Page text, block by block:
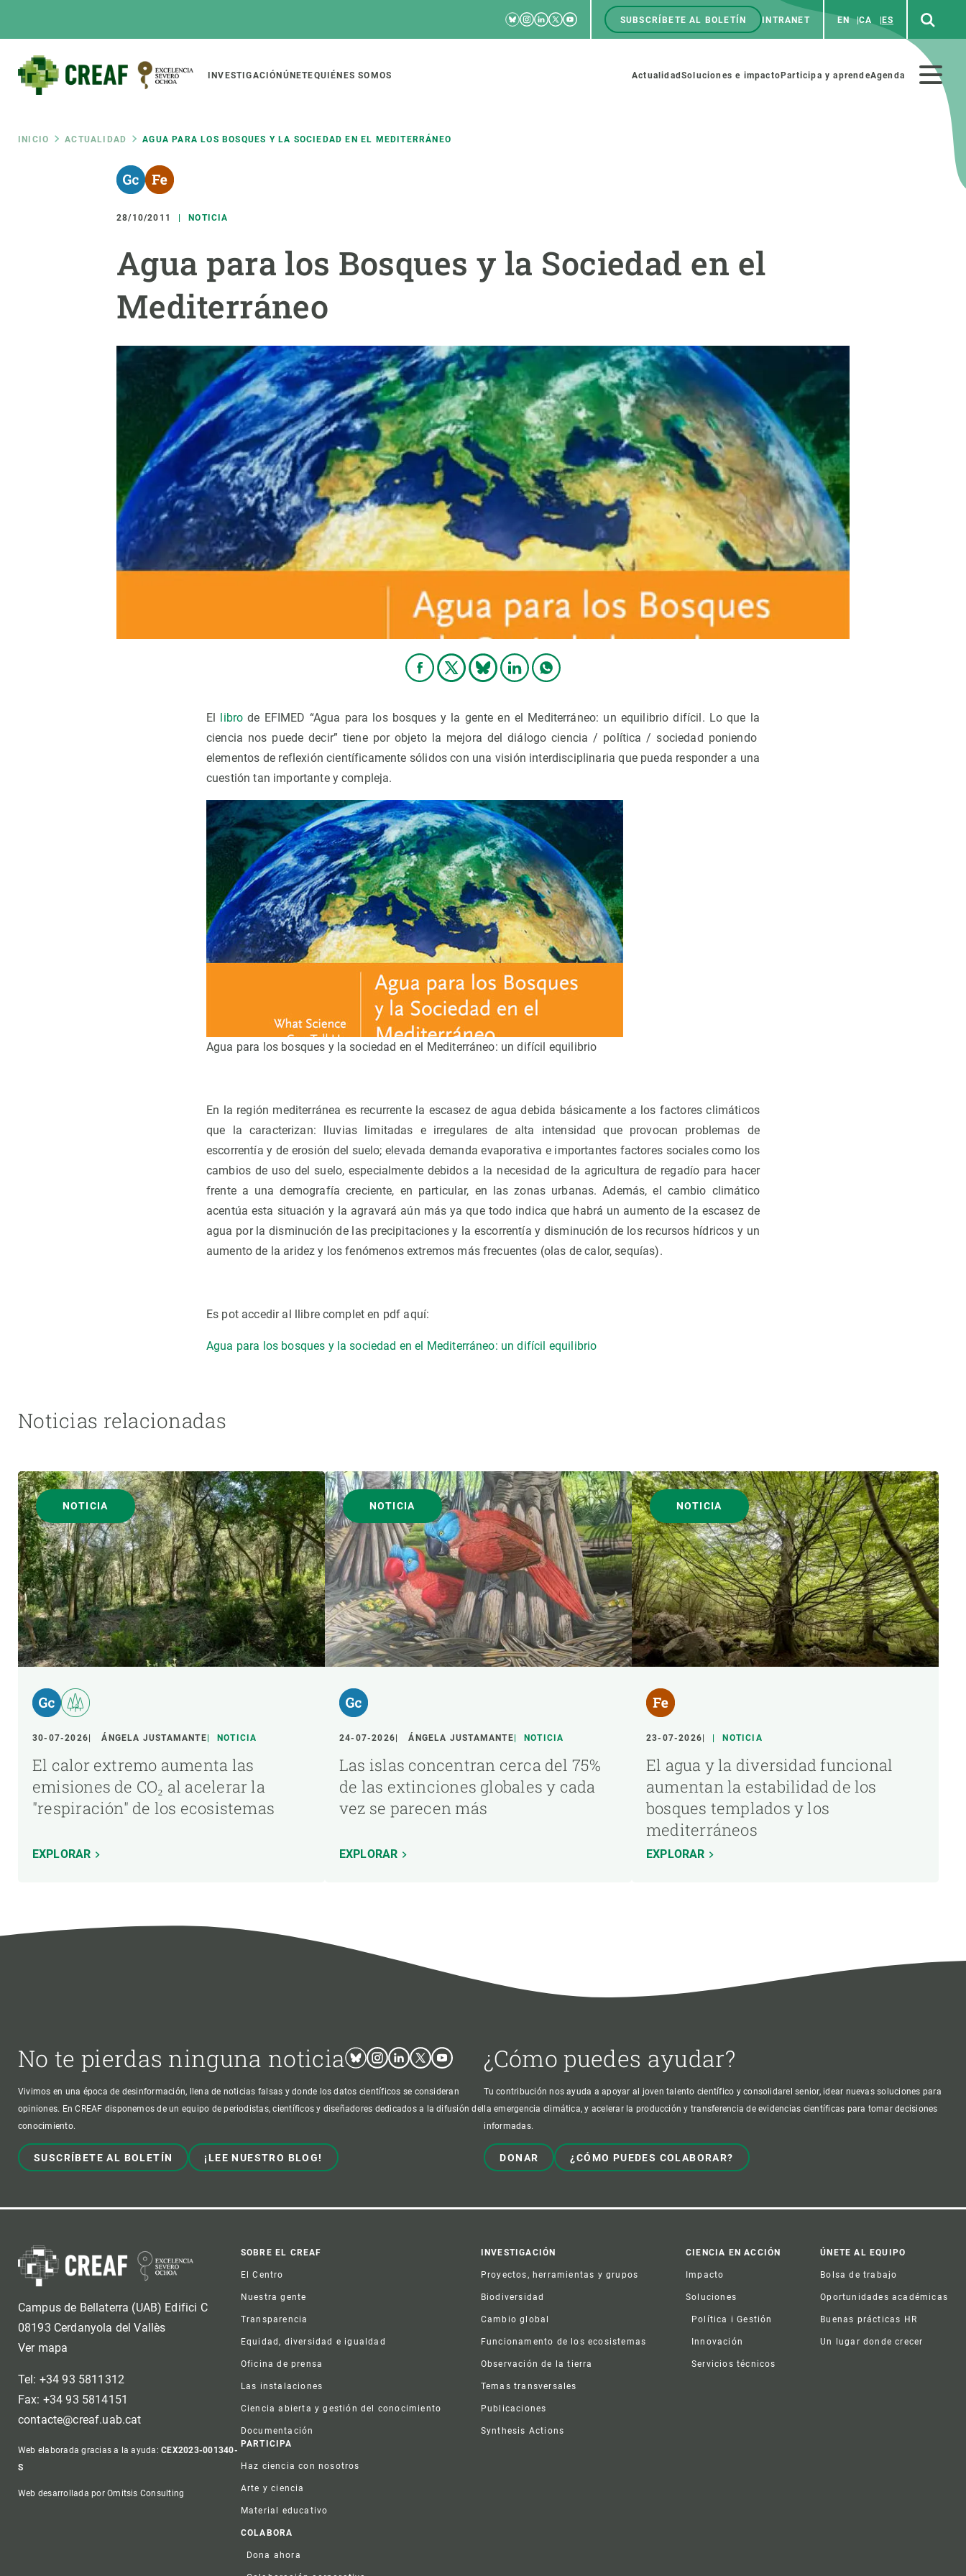
RRSS
Bluesky
Instagram
Linkedin
TwitterYoutube
Menú
top
SUBSCRÍBETE AL BOLETÍN INTRANET EN CA ES
Main
navigation
INVESTIGACIÓN ÚNETEQUIÉNES SOMOS
Menú
Actualidad Soluciones e impacto Participa y aprendeAgenda
Ruta
INICIO ACTUALIDAD AGUA PARA LOS BOSQUES Y LA SOCIEDAD EN EL MEDITERRÁNEO
28/10/2011 NOTICIA
Agua para los Bosques y la Sociedad en el
Mediterráneo
El libro de EFIMED “Agua para los bosques y la gente en el Mediterráneo: un equilibrio difícil. Lo que la
ciencia nos puede decir” tiene por objeto la mejora del diálogo ciencia / política / sociedad poniendo
elementos de reflexión científicamente sólidos con una visión interdisciplinaria que pueda responder a una
cuestión tan importante y compleja.
Agua para los bosques y la sociedad en el Mediterráneo: un difícil equilibrio
En la región mediterránea es recurrente la escasez de agua debida básicamente a los factores climáticos
que la caracterizan: lluvias limitadas e irregulares de alta intensidad que provocan problemas de
escorrentía y de erosión del suelo; elevada demanda evaporativa e importantes factores sociales como los
cambios de uso del suelo, especialmente debidos a la necesidad de la agricultura de regadío para hacer
frente a una demografía creciente, en particular, en las zonas urbanas. Además, el cambio climático
acentúa esta situación y la agravará aún más ya que todo indica que habrá un aumento de la escasez de
agua por la disminución de las precipitaciones y la escorrentía y disminución de los recursos hídricos y un
aumento de la aridez y los fenómenos extremos más frecuentes (olas de calor, sequías).
Es pot accedir al llibre complet en pdf aquí:
Agua para los bosques y la sociedad en el Mediterráneo: un difícil equilibrio
Noticias relacionadas
NOTICIA
30-07-2026 ÁNGELA JUSTAMANTE NOTICIA
El calor extremo aumenta las
emisiones de CO₂ al acelerar la
"respiración" de los ecosistemas
EXPLORAR
NOTICIA
24-07-2026 ÁNGELA JUSTAMANTE NOTICIA
Las islas concentran cerca del 75%
de las extinciones globales y cada
vez se parecen más
EXPLORAR
NOTICIA
23-07-2026 NOTICIA
El agua y la diversidad funcional
aumentan la estabilidad de los
bosques templados y los
mediterráneos
EXPLORAR
No te pierdas ninguna noticiaBlueskyInstagram
LinkedinTwitterYoutube
Vivimos en una época de desinformación, llena de noticias falsas y donde los datos científicos se consideran
opiniones. En CREAF disponemos de un equipo de periodistas, científicos y diseñadores dedicados a la difusión del
conocimiento.
SUSCRÍBETE AL BOLETÍN ¡LEE NUESTRO BLOG!
¿Cómo puedes ayudar?
Tu contribución nos ayuda a apoyar al joven talento científico y consolidarel senior, idear nuevas soluciones para
la emergencia climática, y acelerar la producción y transferencia de evidencias científicas para tomar decisiones
informadas.
DONAR ¿CÓMO PUEDES COLABORAR?
Campus de Bellaterra (UAB) Edifici C
08193 Cerdanyola del Vallès
Ver mapa
Tel: +34 93 5811312
Fax: +34 93 5814151
contacte@creaf.uab.cat
Web elaborada gracias a la ayuda:CEX2023-001340-
S
Web desarrollada por Omitsis Consulting
Footer
SOBRE EL CREAF
El Centro
Nuestra gente
Transparencia
Equidad, diversidad e igualdad
Oficina de prensa
Las instalaciones
Ciencia abierta y gestión del conocimiento
Documentación
INVESTIGACIÓN
Proyectos, herramientas y grupos
Biodiversidad
Cambio global
Funcionamento de los ecosistemas
Observación de la tierra
Temas transversales
Publicaciones
Synthesis Actions
CIENCIA EN ACCIÓN
Impacto
Soluciones
Política i Gestión
Innovación
Servicios técnicos
ÚNETE AL EQUIPO
Bolsa de trabajo
Oportunidades académicas
Buenas prácticas HR
Un lugar donde crecer
PARTICIPA
Haz ciencia con nosotros
Arte y ciencia
Material educativo
COLABORA
Dona ahora
Featured
responsive
Responsive
menu
SOBRE NOSOTROS
Organización institucional
Equidad, Diversidad e Inclusión (EDI)
Ciencia abierta y gestión del conocimiento
Biodiversidad
Funcionamento de ecosistemas
Temas transversales
Publicaciones
Synthesis Actions
Soluciones
Innovación
Estrategia de Recursos Humanos
Programa de másteres y doctorado
Visitante o sabático
Un lugar donde crecer
Desarrollo de carrera
Seminarios y actividades internas
Te ofrecemos formación
NOTICIAS Y AGENDA
Eventos anteriores